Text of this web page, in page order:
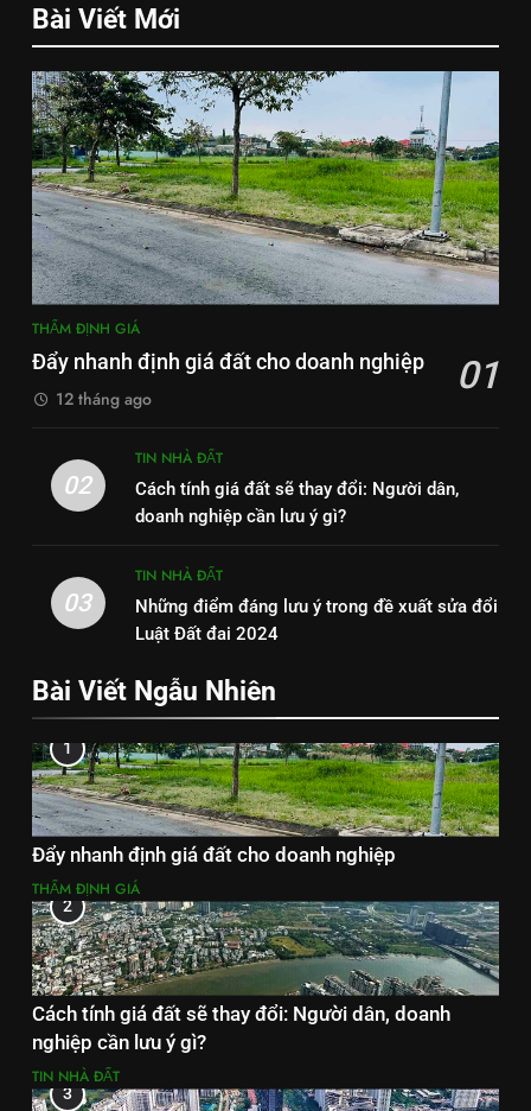
Bài Viết Mới
THẨM ĐỊNH GIÁ
Đẩy nhanh định giá đất cho doanh nghiệp 01
12 tháng ago
02
TIN NHÀ ĐẤT
Cách tính giá đất sẽ thay đổi: Người dân,
doanh nghiệp cần lưu ý gì?
03
TIN NHÀ ĐẤT
Những điểm đáng lưu ý trong đề xuất sửa đổi
Luật Đất đai 2024
Bài Viết Ngẫu Nhiên
1
Đẩy nhanh định giá đất cho doanh nghiệp
THẨM ĐỊNH GIÁ
2
Cách tính giá đất sẽ thay đổi: Người dân, doanh
nghiệp cần lưu ý gì?
TIN NHÀ ĐẤT
3